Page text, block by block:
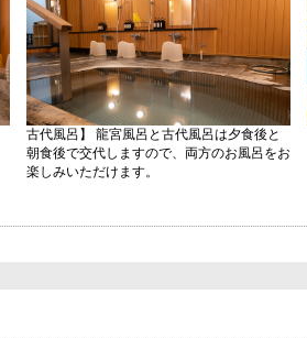
古代風呂】 龍宮風呂と古代風呂は夕食後と
朝食後で交代しますので、両方のお風呂をお
楽しみいただけます。